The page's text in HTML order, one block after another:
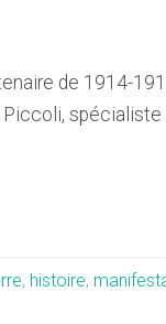
de 1914-
Piccoli,
, histoire,